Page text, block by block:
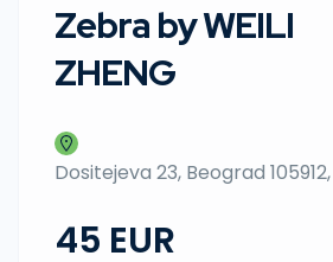
Zebra by WEILI
ZHENG
Dositejeva 23, Beograd
45